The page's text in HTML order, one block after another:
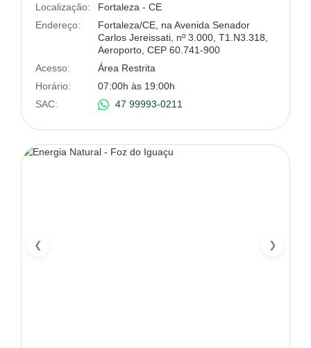
Localização:
Fortaleza - CE
Endereço:
Fortaleza/CE, na Avenida Senador
Carlos Jereissati, nº 3.000, T1.N3.318,
Aeroporto, CEP 60.741-900
Acesso:
Área Restrita
Horário:
07:00h às 19:00h
SAC:
47 99993-0211
❮ ❯